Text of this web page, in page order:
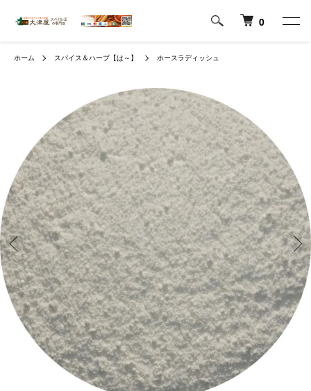
0
ホーム スパイス＆ハーブ【は～】 ホースラディッシュ